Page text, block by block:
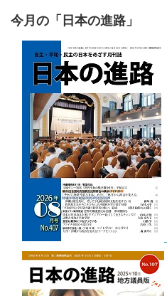
今月の「日本の進路」